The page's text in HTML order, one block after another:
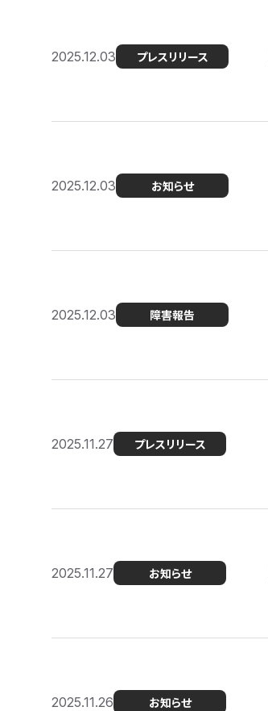
2025.12.03 プレスリリース
2025.12.03 お知らせ
2025.12.03 障害報告
2025.11.27 プレスリリース
2025.11.27 お知らせ
2025.11.26 お知らせ